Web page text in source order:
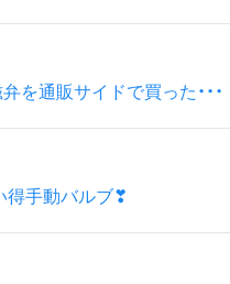
通販サイドで買った・・・
得手動バルブ❣